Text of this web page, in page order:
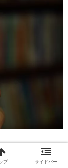
プ サイドバー